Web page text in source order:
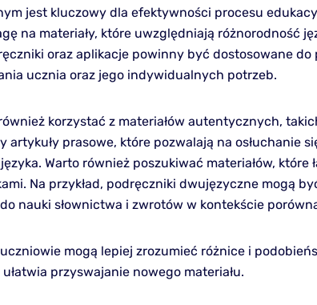
jest kluczowy dla efektywności procesu
na materiały, które uwzględniają różnorodność
oraz aplikacje powinny być dostosowane do
ucznia oraz jego indywidualnych potrzeb.
korzystać z materiałów autentycznych,
artykuły prasowe, które pozwalają na osłuchanie
Warto również poszukiwać materiałów, które
Na przykład, podręczniki dwujęzyczne mogą
nauki słownictwa i zwrotów w kontekście
mogą lepiej zrozumieć różnice i
przyswajanie nowego materiału.